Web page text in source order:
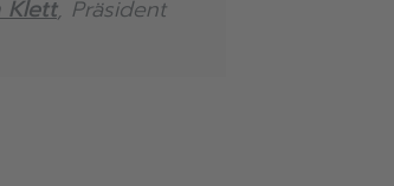
Klett, Präsident